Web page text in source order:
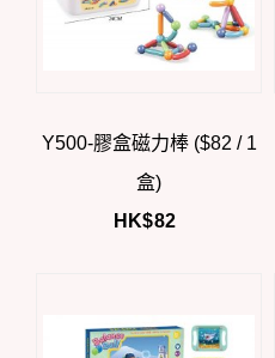
Y500-膠盒磁力棒 ($82 / 1
盒)
HK$82